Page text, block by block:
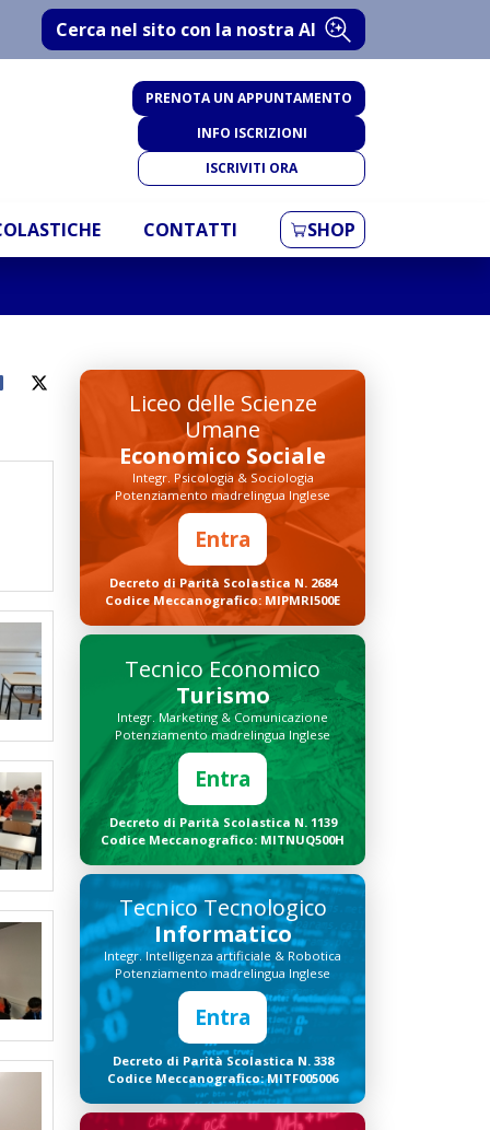
Cerca nel sito con la nostra AI
PRENOTA UN APPUNTAMENTO
INFO ISCRIZIONI
ISCRIVITI ORA
CONTATTI SHOP
Liceo delle Scienze
Umane
Economico Sociale
Integr. Psicologia & Sociologia
Potenziamento madrelingua Inglese
Entra
Decreto di Parità Scolastica N. 2684
Codice Meccanografico: MIPMRI500E
Tecnico Economico
Turismo
Integr. Marketing & Comunicazione
Potenziamento madrelingua Inglese
Entra
Decreto di Parità Scolastica N. 1139
Codice Meccanografico: MITNUQ500H
Tecnico Tecnologico
Informatico
Integr. Intelligenza artificiale & Robotica
Potenziamento madrelingua Inglese
Entra
Decreto di Parità Scolastica N. 338
Codice Meccanografico: MITF005006